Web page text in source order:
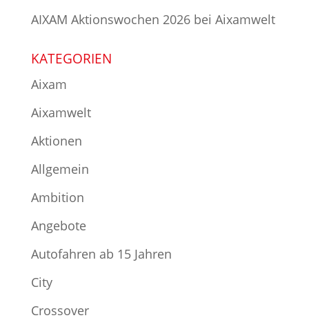
AIXAM Aktionswochen 2026 bei Aixamwelt
KATEGORIEN
Aixam
Aixamwelt
Aktionen
Allgemein
Ambition
Angebote
Autofahren ab 15 Jahren
City
Crossover